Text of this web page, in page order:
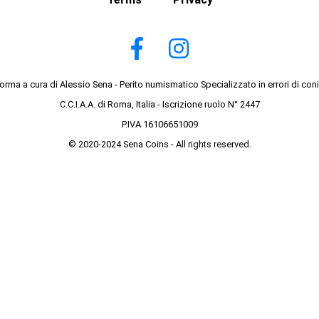
a cura di Alessio Sena - Perito numismatico Specializzato in errori di
C.C.I.A.A. di Roma, Italia - Iscrizione ruolo N° 2447
P.IVA 16106651009
© 2020-2024 Sena Coins - All rights reserved.